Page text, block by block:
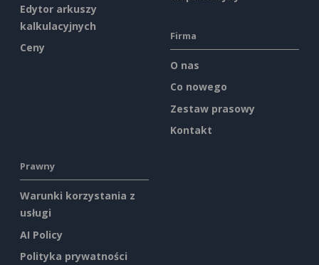
Edytor arkuszy
kalkulacyjnych
Ceny
Firma
O nas
Co nowego
Zestaw prasowy
Kontakt
Prawny
Warunki korzystania z
usługi
AI Policy
Polityka prywatności